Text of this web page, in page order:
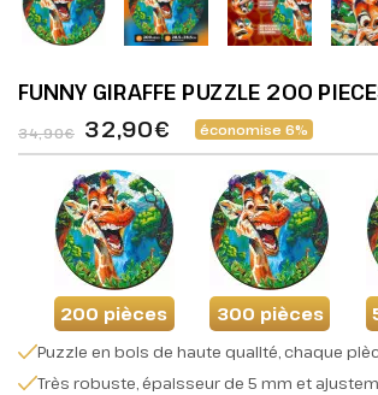
FUNNY GIRAFFE PUZZLE 200
34,90€ 32,90€ économise 6%
200 pièces 300 pièces
Puzzle en bois de haute qualité, chaque
Très robuste, épaisseur de 5 mm et